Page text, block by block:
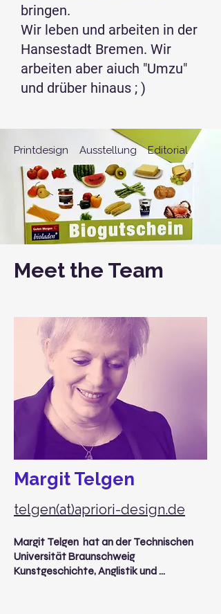
bringen.
Wir leben und arbeiten in der
Hansestadt Bremen. Wir
arbeiten aber aiuch "Umzu"
und drüber hinaus ; )
Printdesign Ausstellung Editorial
Meet the Team
Margit Telgen
telgen(at)apriori-design.de
Margit Telgen  hat an der Technischen
Universität Braunschweig
Kunstgeschichte, Anglistik und